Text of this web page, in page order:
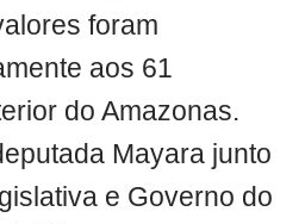
foram
aos 61
do Amazonas.
Mayara junto
e Governo do